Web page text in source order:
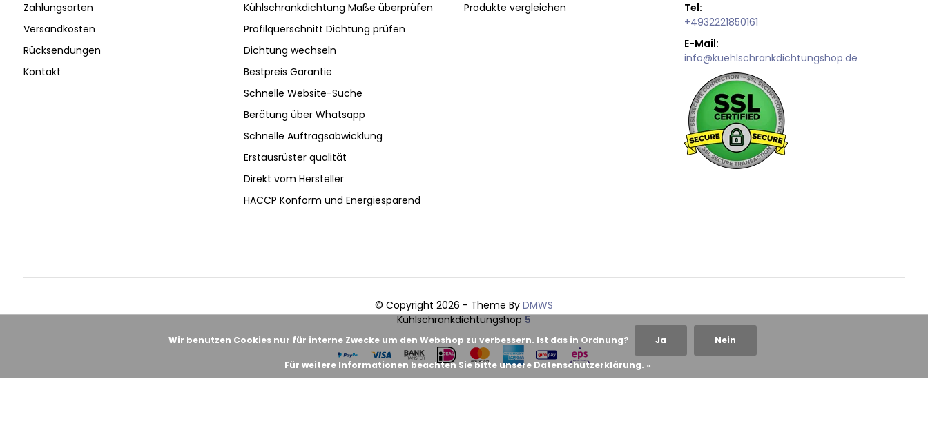
Zahlungsarten
Versandkosten
Rücksendungen
Kontakt
Kühlschrankdichtung Maße überprüfen
Profilquerschnitt Dichtung prüfen
Dichtung wechseln
Bestpreis Garantie
Schnelle Website-Suche
Berätung über Whatsapp
Schnelle Auftragsabwicklung
Erstausrüster qualität
Direkt vom Hersteller
HACCP Konform und Energiesparend
Produkte vergleichen
Tel:
+4932221850161
E-Mail:
info@kuehlschrankdichtungshop.de
© Copyright 2026 - Theme By DMWS
Kühlschrankdichtungshop 5
Wir benutzen Cookies nur für interne Zwecke um den Webshop zu verbessern. Ist das in Ordnung? Ja Nein
Für weitere Informationen beachten Sie bitte unsere Datenschutzerklärung. »